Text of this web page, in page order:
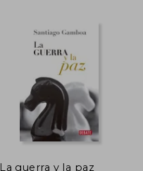
45%
La guerra y la paz